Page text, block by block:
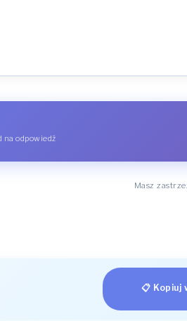
na odpowiedź
Masz
📋 Kopiuj